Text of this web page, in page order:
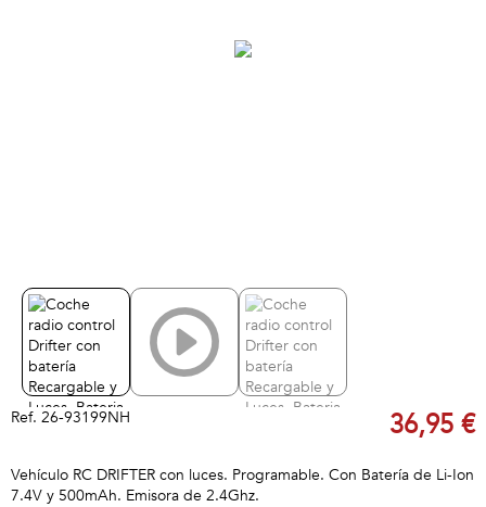
Ref. 26-93199NH 36,95 €
Vehículo RC DRIFTER con luces. Programable. Con Batería de Li-Ion
7.4V y 500mAh. Emisora de 2.4Ghz.